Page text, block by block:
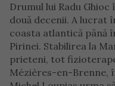
Drumul lui Radu
două decenii. A lucrat
coasta atlantică până
Pirinei. Stabilirea la
prieteni, tot
Mézières-en-Brenne,